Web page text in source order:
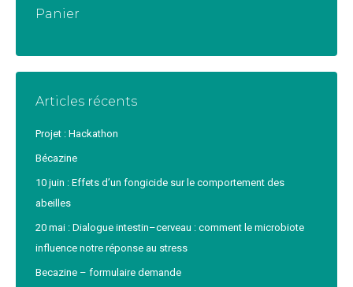
Panier
Articles récents
Projet : Hackathon
Bécazine
10 juin : Effets d’un fongicide sur le comportement des
abeilles
20 mai : Dialogue intestin–cerveau : comment le microbiote
influence notre réponse au stress
Becazine – formulaire demande